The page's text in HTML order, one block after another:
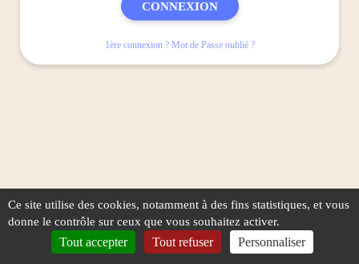
CONNEXION
1ère connexion ? Mot de Passe oublié ?
Ce site utilise des cookies, notamment à des fins statistiques, et vous
donne le contrôle sur ceux que vous souhaitez activer.
Tout accepter Tout refuser Personnaliser